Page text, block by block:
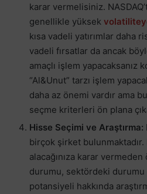
karar vermelisiniz.
genellikle yüksek
kısa vadeli yatırımlar daha
vadeli fırsatlar da ancak
amaçlı işlem yapacaksanız
“Al&Unut” tarzı işlem
daha az önemi vardır ama
seçme kriterleri ön plana
Hisse Seçimi ve Araştırma:
birçok şirket
alacağınıza karar
durumu, sektördeki
potansiyeli hakkında